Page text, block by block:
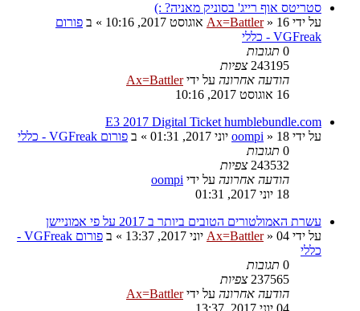
סטריטס אוף רייג' בסוניק מאניה? :)
על ידי
Ax=Battler» 16 אוגוסט 2017, 10:16 » ב פורום
VGFreak - כללי
0 תגובות
243195 צפיות
הודעה אחרונה על ידיAx=Battler
16 אוגוסט 2017, 10:16
E3 2017 Digital Ticket humblebundle.com
על ידי
oompi » 18 יוני 2017, 01:31 » ב פורום VGFreak - כללי
0 תגובות
243532 צפיות
הודעה אחרונה על ידי oompi
18 יוני 2017, 01:31
עשרת האמולטורים הטובים ביותר ב 2017 על פי אמוניישן
על ידי
Ax=Battler» 04 יוני 2017, 13:37 » ב
פורום VGFreak -
כללי
0 תגובות
237565 צפיות
הודעה אחרונה על ידיAx=Battler